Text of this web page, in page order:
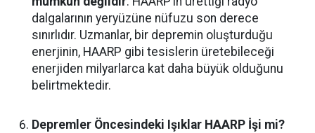
dalgalarının yeryüzüne nüfuzu son derece
sınırlıdır. Uzmanlar, bir depremin oluşturduğu
enerjinin, HAARP gibi tesislerin üretebileceği
enerjiden milyarlarca kat daha büyük olduğunu
belirtmektedir.
Depremler Öncesindeki Işıklar HAARP İşi mi?